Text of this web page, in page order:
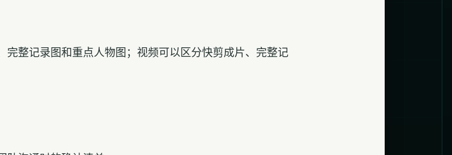
完整记录图和重点人物图；视频可以区分快剪成片、完整记